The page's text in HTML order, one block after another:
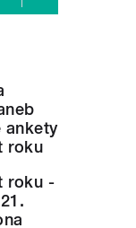
ankety
roku
roku -